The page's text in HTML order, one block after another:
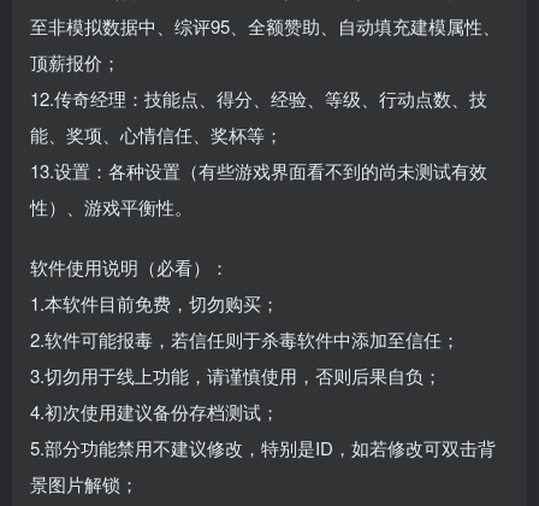
至非模拟数据中、综评95、全额赞助、自动填充建模属性、
顶薪报价；
12.传奇经理：技能点、得分、经验、等级、行动点数、技
能、奖项、心情信任、奖杯等；
13.设置：各种设置（有些游戏界面看不到的尚未测试有效
性）、游戏平衡性。
软件使用说明（必看）：
1.本软件目前免费，切勿购买；
2.软件可能报毒，若信任则于杀毒软件中添加至信任；
3.切勿用于线上功能，请谨慎使用，否则后果自负；
4.初次使用建议备份存档测试；
5.部分功能禁用不建议修改，特别是ID，如若修改可双击背
景图片解锁；